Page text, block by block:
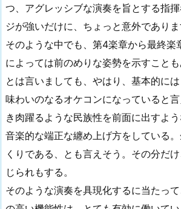
つ、アグレッシブな演奏を旨とする指
ジが強いだけに、ちょっと意外でありま
そのような中でも、第4楽章から最終楽
によっては前のめりな姿勢を示すことも
とは言いましても、やはり、基本的に
味わいのなるオケコンになっていると
き肉躍るような民族性を前面に出すよ
音楽的な端正な纏め上げ方をしている
くりである、とも言えそう。その分だ
じられもする。
そのような演奏を具現化するに当たっ